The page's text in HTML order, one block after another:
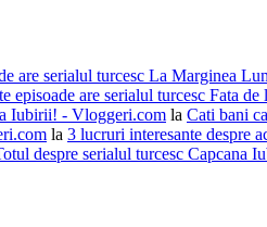
are serialul turcesc La Marginea
episoade are serialul turcesc Fata de
Iubirii! - Vloggeri.com la Cati bani
la 3 lucruri interesante despre
despre serialul turcesc Capcana